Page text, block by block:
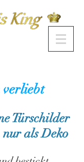
verliebt
Türschilder
als Deko